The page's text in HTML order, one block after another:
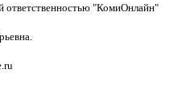
ответственностью "КомиОнлайн"